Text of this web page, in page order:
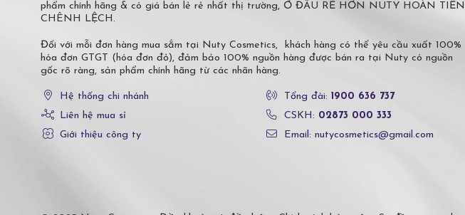
phẩm chính hãng & có giá bán lẻ rẻ nhất thị trường, Ở ĐÂU RẺ HƠN NUTY HOÀN TIỀN
CHÊNH LỆCH.
Đối với mỗi đơn hàng mua sắm tại Nuty Cosmetics, khách hàng có thể yêu cầu xuất 100%
hóa đơn GTGT (hóa đơn đỏ), đảm bảo 100% nguồn hàng được bán ra tại Nuty có nguồn
gốc rõ ràng, sản phẩm chính hãng từ các nhãn hàng.
Hệ thống chi nhánh
Liên hệ mua sỉ
Giới thiệu công ty
Tổng đài: 1900 636 737
CSKH: 02873 000 333
Email: nutycosmetics@gmail.com